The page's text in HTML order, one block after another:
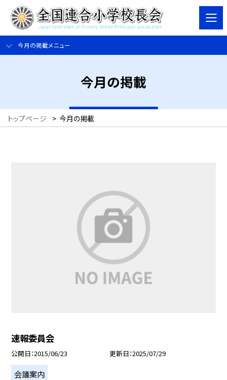
今月の掲載メニュー
今月の掲載
トップページ > 今月の掲載
速報委員会
公開日 2015/06/23 更新日 2025/07/29
会議案内